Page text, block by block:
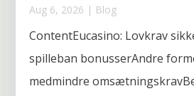
Aug 6, 2026 | Blog
ContentEucasino: Lovkrav
spilleban bonusserAndre
medmindre